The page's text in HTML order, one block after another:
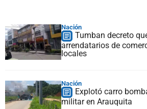
Nación
Tumban decreto
arrendatarios de
locales
Nación
Explotó carro
militar en Arauquita